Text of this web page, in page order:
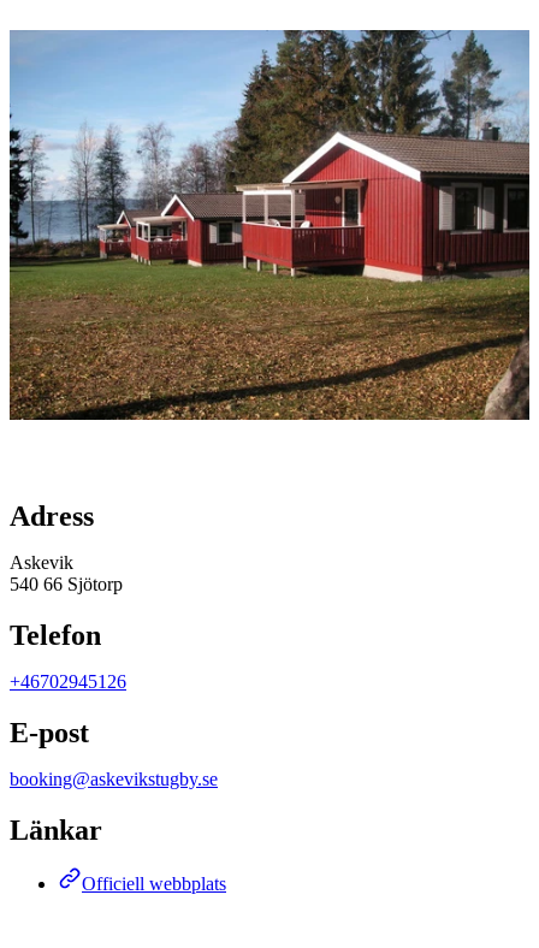
Bildspel
bilder
Adress
Askevik
540 66 Sjötorp
Telefon
+46702945126
E-post
booking@askevikstugby.se
Länkar
Officiell webbplats